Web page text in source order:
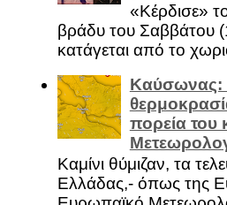
«Κέρδισε»
βράδυ του Σαββάτου
κατάγεται από το
Καύσωνας:
πορεία του
Καμίνι θύμιζαν, τα
Ελλάδας,- όπως της